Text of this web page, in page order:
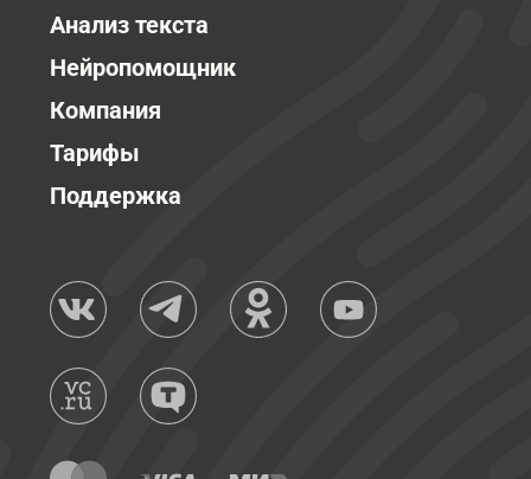
Анализ текста
Нейропомощник
Компания
Тарифы
Поддержка